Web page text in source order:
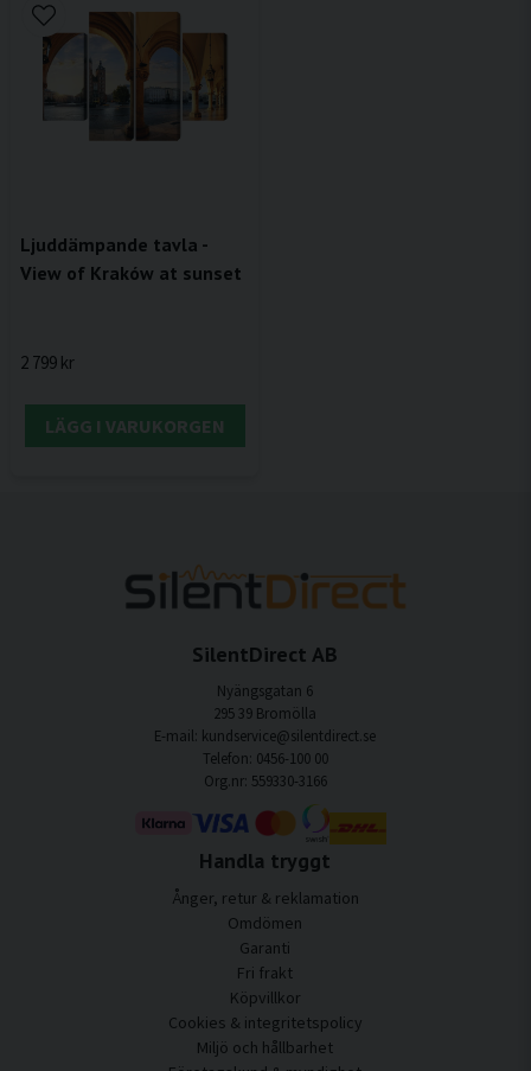
Ljuddämpande tavla -
View of Kraków at sunset
2 799 kr
LÄGG I VARUKORGEN
SilentDirect AB
Nyängsgatan 6
295 39 Bromölla
E-mail: kundservice@silentdirect.se
Telefon: 0456-100 00
Org.nr: 559330-3166
Handla tryggt
Ånger, retur & reklamation
Omdömen
Garanti
Fri frakt
Köpvillkor
Cookies & integritetspolicy
Miljö och hållbarhet